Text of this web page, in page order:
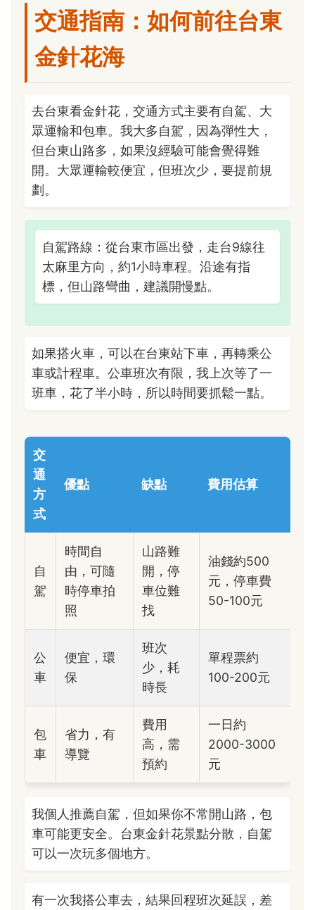
交通指南：如何前往台東
金針花海
去台東看金針花，交通方式主要有自駕、大
眾運輸和包車。我大多自駕，因為彈性大，
但台東山路多，如果沒經驗可能會覺得難
開。大眾運輸較便宜，但班次少，要提前規
劃。
自駕路線：從台東市區出發，走台9線往
太麻里方向，約1小時車程。沿途有指
標，但山路彎曲，建議開慢點。
如果搭火車，可以在台東站下車，再轉乘公
車或計程車。公車班次有限，我上次等了一
班車，花了半小時，所以時間要抓鬆一點。
交
通
方
式
優點 缺點 費用估算
自
駕
時間自
由，可隨
時停車拍
照
山路難
開，停
車位難
找
油錢約500
元，停車費
50-100元
公
車
便宜，環
保
班次
少，耗
時長
單程票約
100-200元
包
車
省力，有
導覽
費用
高，需
預約
一日約
2000-3000
元
我個人推薦自駕，但如果你不常開山路，包
車可能更安全。台東金針花景點分散，自駕
可以一次玩多個地方。
有一次我搭公車去，結果回程班次延誤，差